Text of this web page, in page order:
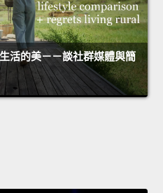
活的美－－談社群媒體與簡